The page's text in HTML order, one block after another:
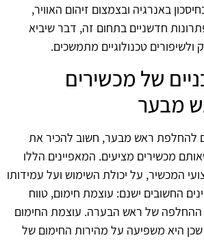
באנרגיה ובצמצום זיהום האוויר,
חדשניים בתחום זה, דבר שיביא
טכנולוגיים מתמשכים.
של מכשירים
מבער
להחלפת ראש מבער, חשוב להכיר את
מכשירים מציעים. המאפיינים הללו
המכשיר, על יכולת השימוש ועל עמידותו
החשובים ישנם: עוצמת חימום, טווח
ההחלפה של ראש הבערה. עוצמת החימום
היא משפיעה על מהירות החימום של